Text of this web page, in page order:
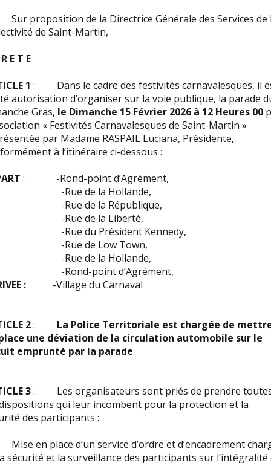
proposition de la Directrice Générale des Services de
de Saint-Martin,
E T E
1 : Dans le cadre des festivités carnavalesques, il
autorisation d’organiser sur la voie publique, la parade
Gras, le Dimanche 15 Février 2026 à 12 Heures 00
« Festivités Carnavalesques de Saint-Martin »
par Madame RASPAIL Luciana, Présidente,
à l’itinéraire ci-dessous :
: -Rond-point d’Agrément,
de la Hollande,
de la République,
de la Liberté,
du Président Kennedy,
de Low Town,
de la Hollande,
point d’Agrément,
: -Village du Carnaval
2: La Police Territoriale est chargée de
une déviation de la circulation automobile sur le
emprunté par la parade.
3: Les organisateurs sont priés de prendre
qui leur incombent pour la protection et la
des participants :
en place d’un service d’ordre et d’encadrement
sécurité et la surveillance des participants sur l’intégralité